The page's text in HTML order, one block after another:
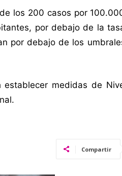
los 200 casos por
por debajo de la
por debajo de los
medidas de
Compartir